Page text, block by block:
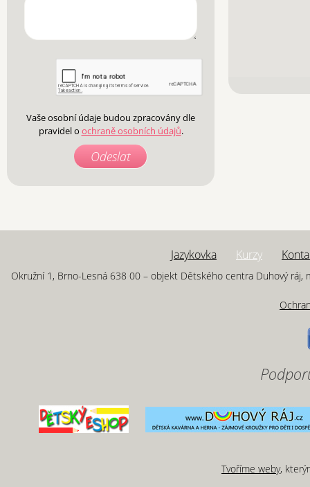
Vaše osobní údaje budou zpracovány dle
pravidel o ochraně osobních údajů.
Jazykovka Kurzy
Okružní 1, Brno-Lesná 638 00 – objekt Dětského centra Duhový ráj,
Tvoříme weby,